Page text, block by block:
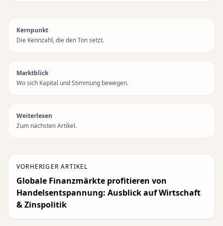
Kernpunkt
Die Kennzahl, die den Ton setzt.
Marktblick
Wo sich Kapital und Stimmung bewegen.
Weiterlesen
Zum nächsten Artikel.
VORHERIGER ARTIKEL
Globale Finanzmärkte profitieren von
Handelsentspannung: Ausblick auf Wirtschaft
& Zinspolitik